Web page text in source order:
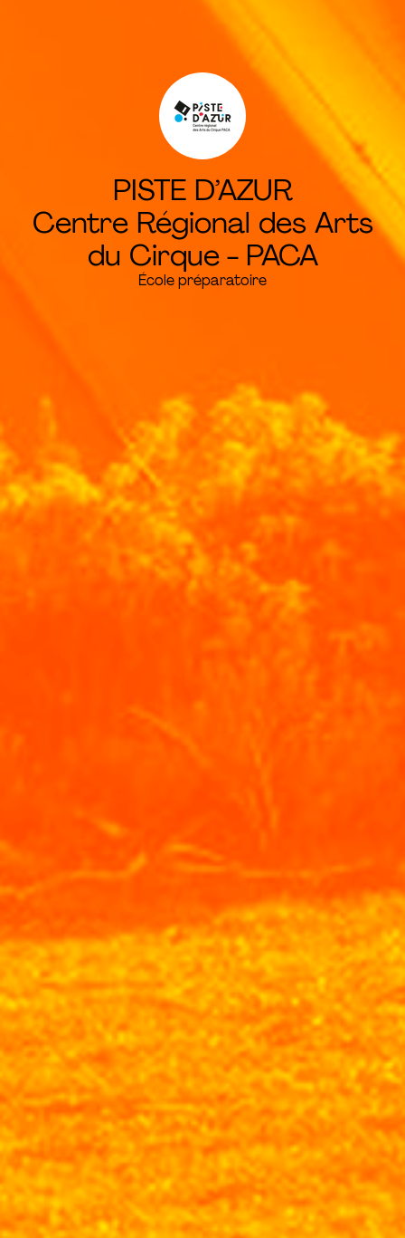
PISTE D’AZUR
Centre Régional des Arts
du Cirque - PACA
École préparatoire